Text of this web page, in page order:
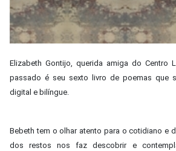
Elizabeth Gontijo, querida amiga do Centro
passado é seu sexto livro de poemas que
digital e bilíngue.
Bebeth tem o olhar atento para o cotidiano e
dos restos nos faz descobrir e